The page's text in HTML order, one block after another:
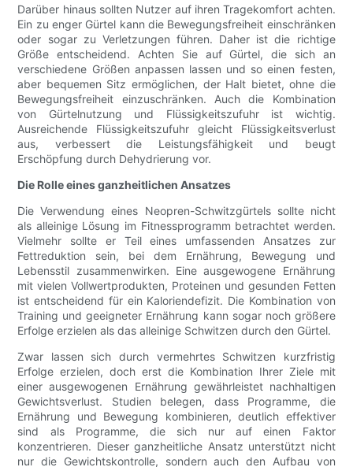
Darüber hinaus sollten Nutzer auf ihren Tragekomfort achten.
Ein zu enger Gürtel kann die Bewegungsfreiheit einschränken
oder sogar zu Verletzungen führen. Daher ist die richtige
Größe entscheidend. Achten Sie auf Gürtel, die sich an
verschiedene Größen anpassen lassen und so einen festen,
aber bequemen Sitz ermöglichen, der Halt bietet, ohne die
Bewegungsfreiheit einzuschränken. Auch die Kombination
von Gürtelnutzung und Flüssigkeitszufuhr ist wichtig.
Ausreichende Flüssigkeitszufuhr gleicht Flüssigkeitsverlust
aus, verbessert die Leistungsfähigkeit und beugt
Erschöpfung durch Dehydrierung vor.
Die Rolle eines ganzheitlichen Ansatzes
Die Verwendung eines Neopren-Schwitzgürtels sollte nicht
als alleinige Lösung im Fitnessprogramm betrachtet werden.
Vielmehr sollte er Teil eines umfassenden Ansatzes zur
Fettreduktion sein, bei dem Ernährung, Bewegung und
Lebensstil zusammenwirken. Eine ausgewogene Ernährung
mit vielen Vollwertprodukten, Proteinen und gesunden Fetten
ist entscheidend für ein Kaloriendefizit. Die Kombination von
Training und geeigneter Ernährung kann sogar noch größere
Erfolge erzielen als das alleinige Schwitzen durch den Gürtel.
Zwar lassen sich durch vermehrtes Schwitzen kurzfristig
Erfolge erzielen, doch erst die Kombination Ihrer Ziele mit
einer ausgewogenen Ernährung gewährleistet nachhaltigen
Gewichtsverlust. Studien belegen, dass Programme, die
Ernährung und Bewegung kombinieren, deutlich effektiver
sind als Programme, die sich nur auf einen Faktor
konzentrieren. Dieser ganzheitliche Ansatz unterstützt nicht
nur die Gewichtskontrolle, sondern auch den Aufbau von